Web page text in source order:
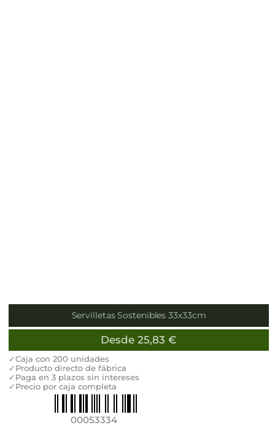
Servilletas Sostenibles 33x33cm
Desde 25,83 €
✓Caja con 200 unidades
✓Producto directo de fábrica
✓Paga en 3 plazos sin intereses
✓Precio por caja completa
00053334